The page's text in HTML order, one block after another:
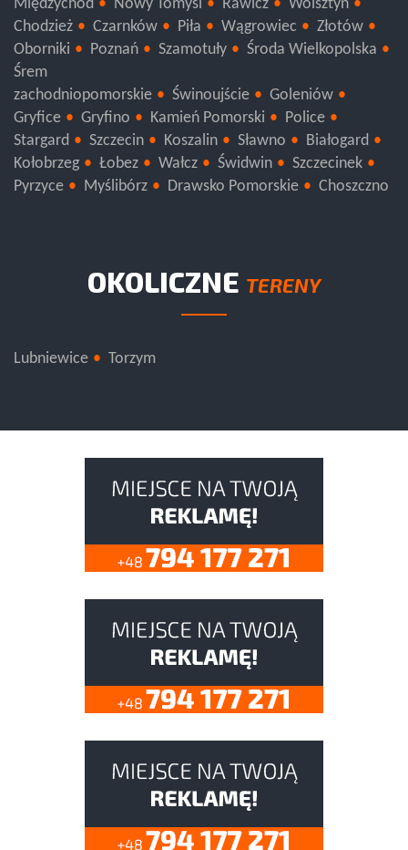
Międzychód
Nowy Tomyśl Rawicz
Wolsztyn
Chodzież
Czarnków Piła Wągrowiec
Złotów
Oborniki
Poznań Szamotuły
Środa Wielkopolska
Śrem
zachodniopomorskie
Świnoujście
Goleniów
Gryfice
Gryfino Kamień Pomorski
Police
Stargard
Szczecin Koszalin Sławno
Białogard
Kołobrzeg
Łobez Wałcz Świdwin
Szczecinek
Pyrzyce
Myślibórz Drawsko Pomorskie Choszczno
OKOLICZNE TERENY
Lubniewice Torzym